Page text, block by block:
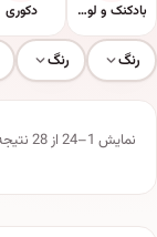
بادکنک و لوازم جانبی دکوری
رنگ رنگ
نمایش 1–24 از 28 نتیجه